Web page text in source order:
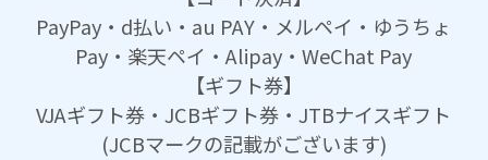
PayPay・d払い・au PAY・メルペイ・ゆうちょ
Pay・楽天ペイ・Alipay・WeChat Pay
【ギフト券】
VJAギフト券・JCBギフト券・JTBナイスギフト
(JCBマークの記載がございます)